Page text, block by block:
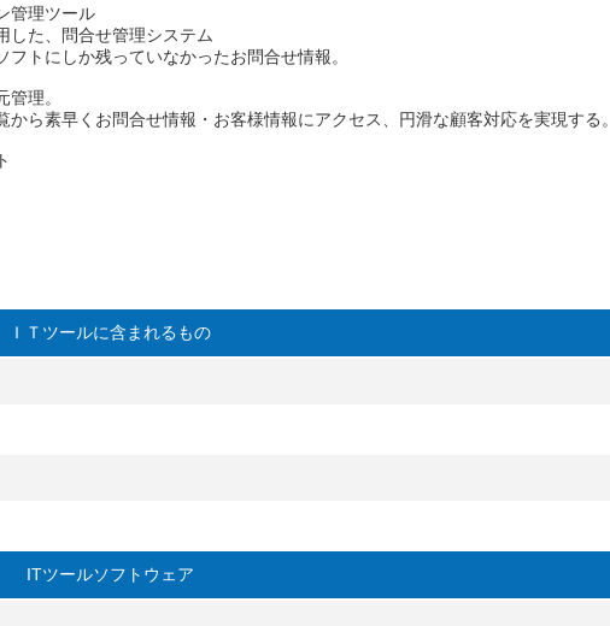
管理ツール
した、問合せ管理システム
フトにしか残っていなかったお問合せ情報。
管理。
から素早くお問合せ情報・お客様情報にアクセス、円滑な顧客対応を実現する。
ＩＴツールに含まれるもの
ITツールソフトウェア